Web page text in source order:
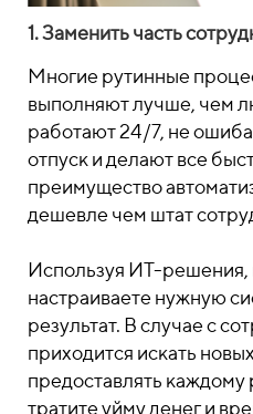
1. Заменить часть
Многие рутинные
выполняют лучше, чем
работают 24/7, не
отпуск и делают все
преимущество
дешевле чем штат
Используя ИТ-решения,
настраиваете нужную
результат. В случае с
приходится искать
предоставлять
тратите уйму денег и